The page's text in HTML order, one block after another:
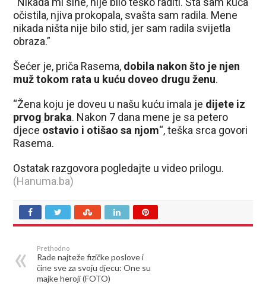
očistila, njiva prokopala, svašta sam radila. Mene
nikada ništa nije bilo stid, jer sam radila svijetla
obraza.”
Šećer je, priča Rasema, dobila nakon što je njen
muž tokom rata u kuću doveo drugu ženu.
“Žena koju je doveu u našu kuću imala je dijete iz
prvog braka. Nakon 7 dana mene je sa petero
djece ostavio i otišao sa njom“, teška srca govori
Rasema.
Ostatak razgovora pogledajte u video prilogu.
(Hanuma.ba)
Prethodno
Rade najteže fizičke poslove i
čine sve za svoju djecu: One su
majke heroji (FOTO)